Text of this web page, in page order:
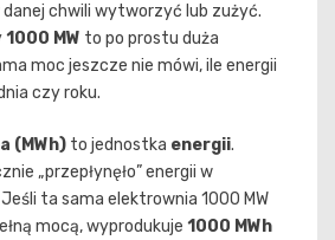
chwili wytworzyć lub zużyć.
1000 MW to po prostu duża
moc jeszcze nie mówi, ile energii
czy roku.
(MWh) to jednostka energii.
„przepłynęło” energii w
ta sama elektrownia 1000 MW
mocą, wyprodukuje 1000 MWh